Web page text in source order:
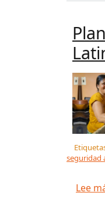
seguridad
Lee